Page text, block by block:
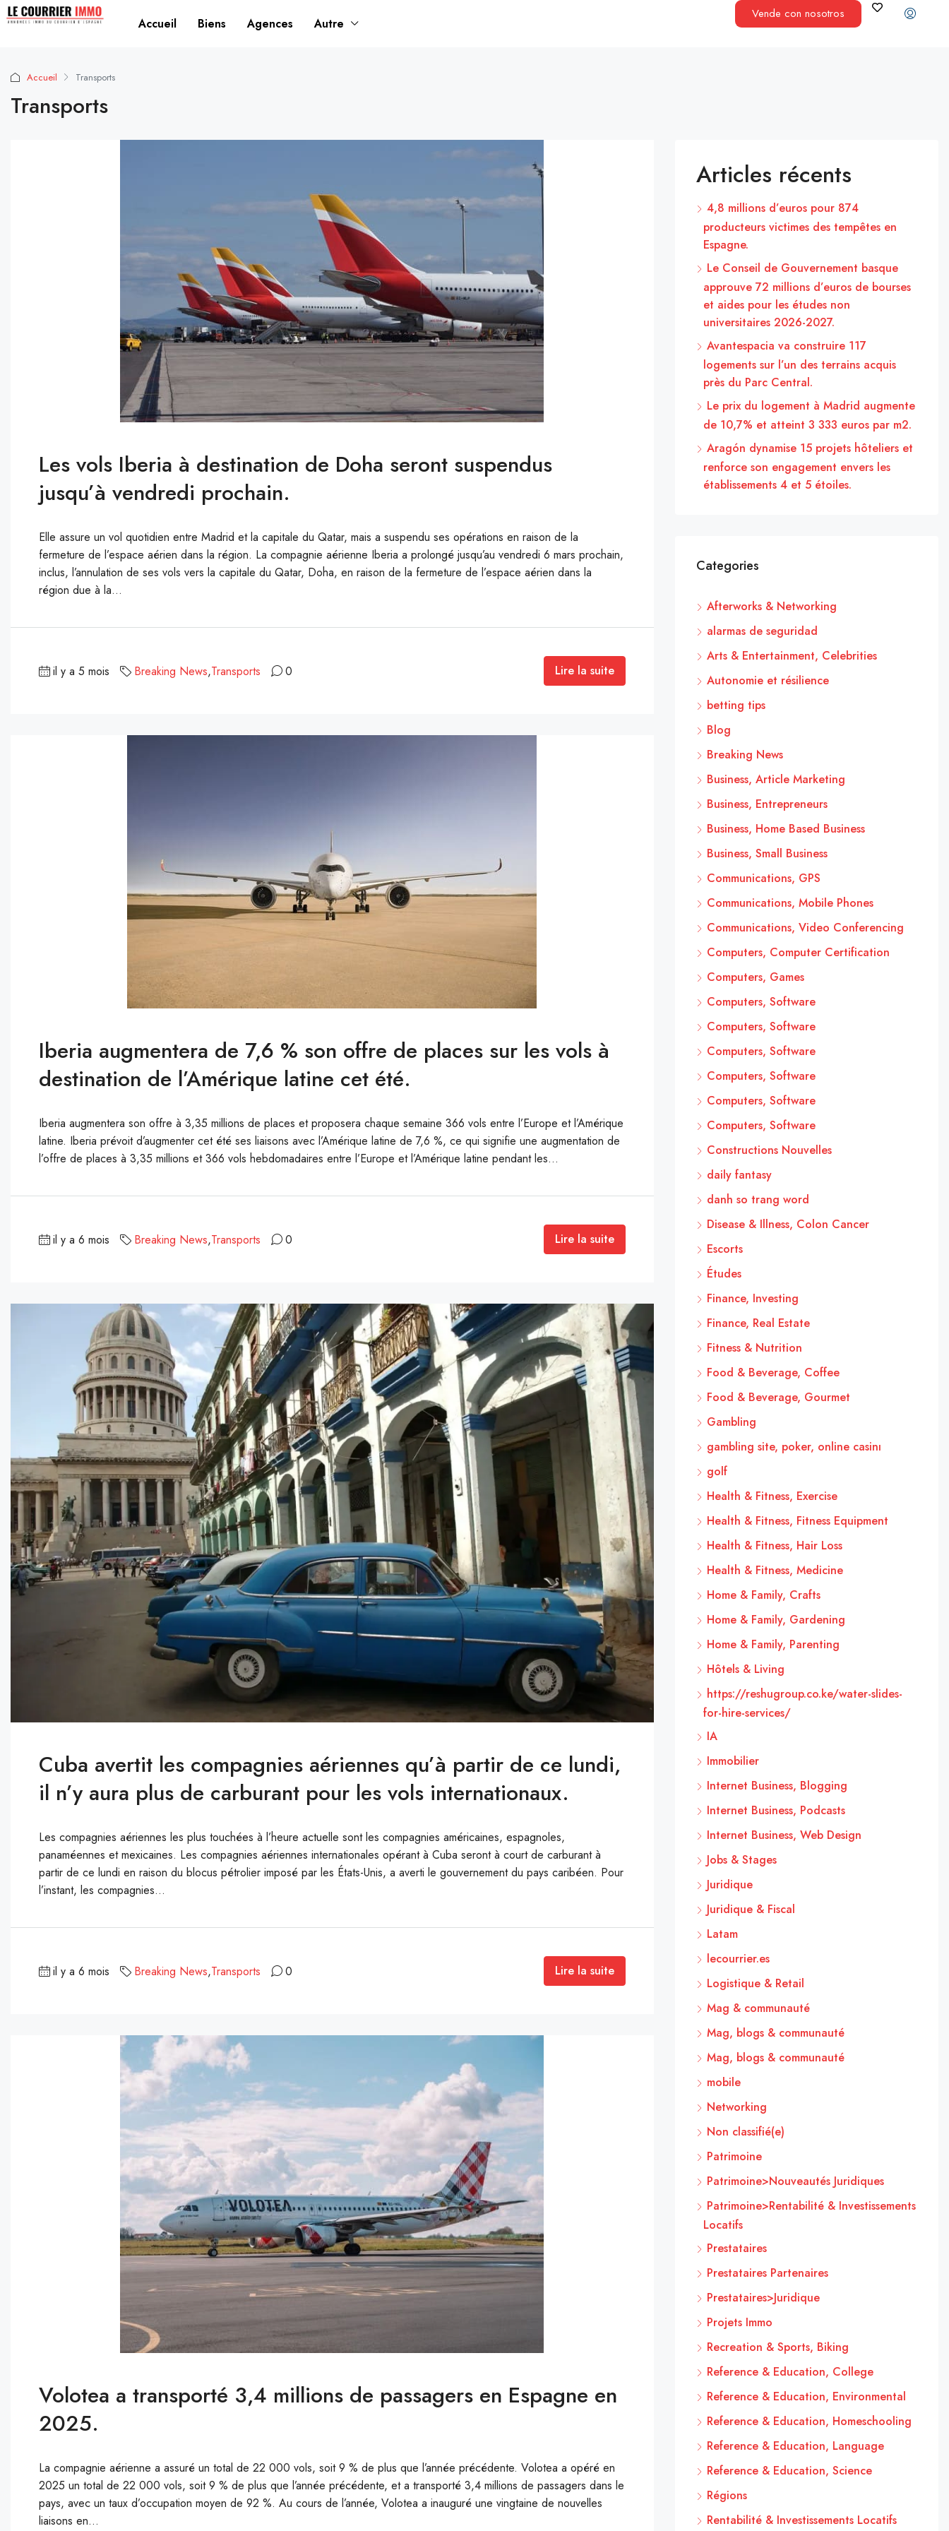
Accueil Biens Agences Autre
Vende con nosotros
Accueil Transports
Transports
Les vols Iberia à destination de Doha seront suspendus
jusqu’à vendredi prochain.
Elle assure un vol quotidien entre Madrid et la capitale du Qatar, mais a suspendu ses opérations en raison de la
fermeture de l’espace aérien dans la région. La compagnie aérienne Iberia a prolongé jusqu’au vendredi 6 mars prochain,
inclus, l’annulation de ses vols vers la capitale du Qatar, Doha, en raison de la fermeture de l’espace aérien dans la
région due à la...
il y a 5 mois Breaking News,Transports 0 Lire la suite
Iberia augmentera de 7,6 % son offre de places sur les vols à
destination de l’Amérique latine cet été.
Iberia augmentera son offre à 3,35 millions de places et proposera chaque semaine 366 vols entre l’Europe et l’Amérique
latine. Iberia prévoit d’augmenter cet été ses liaisons avec l’Amérique latine de 7,6 %, ce qui signifie une augmentation de
l’offre de places à 3,35 millions et 366 vols hebdomadaires entre l’Europe et l’Amérique latine pendant les...
il y a 6 mois Breaking News,Transports 0 Lire la suite
Cuba avertit les compagnies aériennes qu’à partir de ce lundi,
il n’y aura plus de carburant pour les vols internationaux.
Les compagnies aériennes les plus touchées à l’heure actuelle sont les compagnies américaines, espagnoles,
panaméennes et mexicaines. Les compagnies aériennes internationales opérant à Cuba seront à court de carburant à
partir de ce lundi en raison du blocus pétrolier imposé par les États-Unis, a averti le gouvernement du pays caribéen. Pour
l’instant, les compagnies...
il y a 6 mois Breaking News,Transports 0 Lire la suite
Volotea a transporté 3,4 millions de passagers en Espagne en
2025.
La compagnie aérienne a assuré un total de 22 000 vols, soit 9 % de plus que l’année précédente. Volotea a opéré en
2025 un total de 22 000 vols, soit 9 % de plus que l’année précédente, et a transporté 3,4 millions de passagers dans le
pays, avec un taux d’occupation moyen de 92 %. Au cours de l’année, Volotea a inauguré une vingtaine de nouvelles
liaisons en...
Articles récents
4,8 millions d’euros pour 874
producteurs victimes des tempêtes en
Espagne.
Le Conseil de Gouvernement basque
approuve 72 millions d’euros de bourses
et aides pour les études non
universitaires 2026-2027.
Avantespacia va construire 117
logements sur l’un des terrains acquis
près du Parc Central.
Le prix du logement à Madrid augmente
de 10,7% et atteint 3 333 euros par m2.
Aragón dynamise 15 projets hôteliers et
renforce son engagement envers les
établissements 4 et 5 étoiles.
Categories
Afterworks & Networking
alarmas de seguridad
Arts & Entertainment, Celebrities
Autonomie et résilience
betting tips
Blog
Breaking News
Business, Article Marketing
Business, Entrepreneurs
Business, Home Based Business
Business, Small Business
Communications, GPS
Communications, Mobile Phones
Communications, Video Conferencing
Computers, Computer Certification
Computers, Games
Computers, Software
Computers, Software
Computers, Software
Computers, Software
Computers, Software
Computers, Software
Constructions Nouvelles
daily fantasy
danh so trang word
Disease & Illness, Colon Cancer
Escorts
Études
Finance, Investing
Finance, Real Estate
Fitness & Nutrition
Food & Beverage, Coffee
Food & Beverage, Gourmet
Gambling
gambling site, poker, online casinı
golf
Health & Fitness, Exercise
Health & Fitness, Fitness Equipment
Health & Fitness, Hair Loss
Health & Fitness, Medicine
Home & Family, Crafts
Home & Family, Gardening
Home & Family, Parenting
Hôtels & Living
https://reshugroup.co.ke/water-slides-
for-hire-services/
IA
Immobilier
Internet Business, Blogging
Internet Business, Podcasts
Internet Business, Web Design
Jobs & Stages
Juridique
Juridique & Fiscal
Latam
lecourrier.es
Logistique & Retail
Mag & communauté
Mag, blogs & communauté
Mag, blogs & communauté
mobile
Networking
Non classifié(e)
Patrimoine
Patrimoine>Nouveautés Juridiques
Patrimoine>Rentabilité & Investissements
Locatifs
Prestataires
Prestataires Partenaires
Prestataires>Juridique
Projets Immo
Recreation & Sports, Biking
Reference & Education, College
Reference & Education, Environmental
Reference & Education, Homeschooling
Reference & Education, Language
Reference & Education, Science
Régions
Rentabilité & Investissements Locatifs